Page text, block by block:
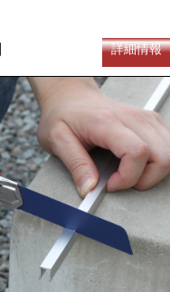
詳細情報